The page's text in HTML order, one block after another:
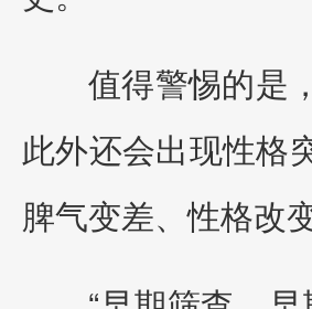
值得警惕的是
此外还会出现性格
脾气变差、性格改